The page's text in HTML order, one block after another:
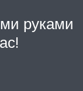
руками